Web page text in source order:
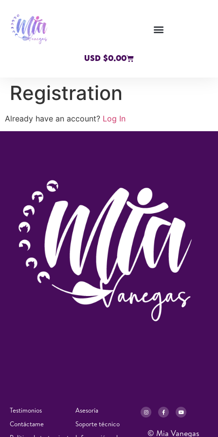
USD $0.00
Registration
Already have an account? Log In
Testimonios
Contáctame
Asesoría
Soporte técnico
© Mia Vanegas